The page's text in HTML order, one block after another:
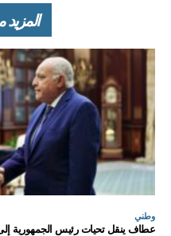
المزيد
وطني
عطاف ينقل تحيات رئيس الجمهورية